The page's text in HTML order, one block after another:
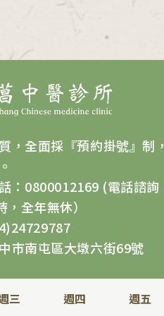
，全面採『預約掛號』制
：0800012169 (電話諮詢
全年無休）
市南屯區大墩六街69號
三 週四 週五